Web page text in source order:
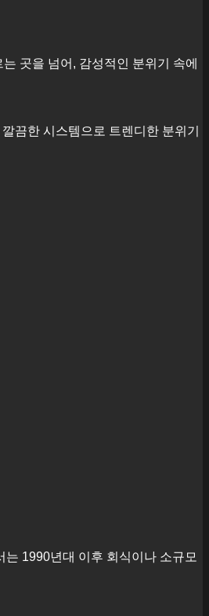
곳을 넘어, 감성적인 분위기 속에
끔한 시스템으로 트렌디한 분위기
는 1990년대 이후 회식이나 소규모